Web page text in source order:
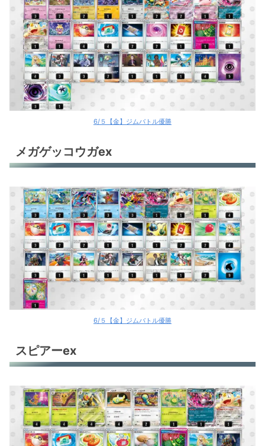
6/５【金】ジムバトル優勝
メガゲッコウガex
6/５【金】ジムバトル優勝
スピアーex